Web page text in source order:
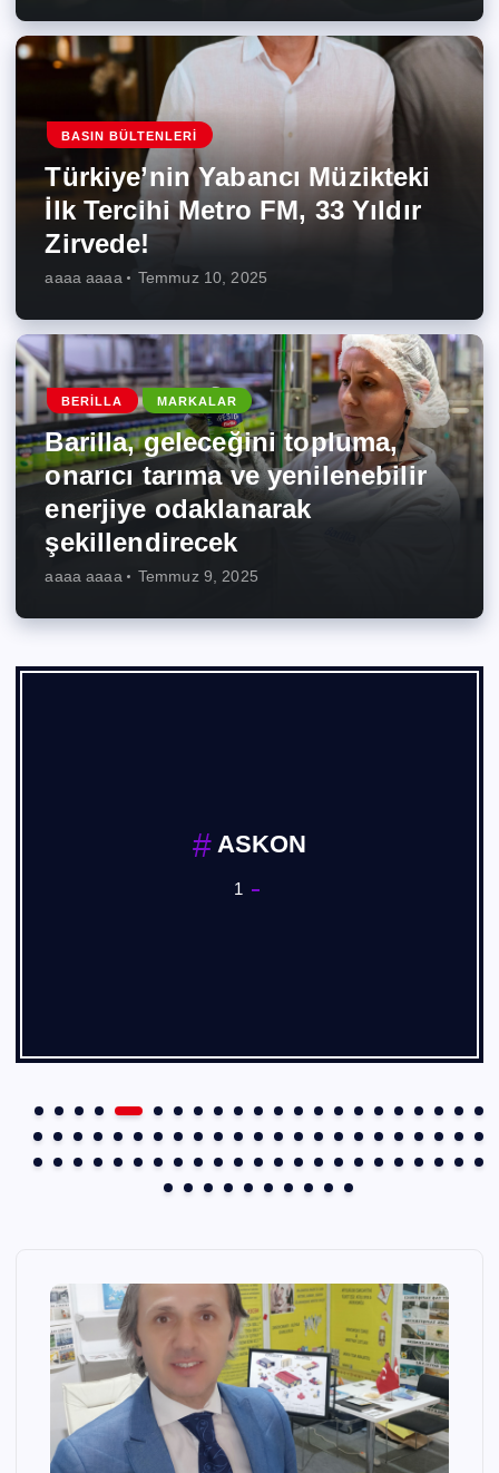
BASIN BÜLTENLERI
Türkiye’nin Yabancı Müzikteki
İlk Tercihi Metro FM, 33 Yıldır
Zirvede!
aaaa aaaa Temmuz 10, 2025
BERILLA MARKALAR
Barilla, geleceğini topluma,
onarıcı tarıma ve yenilenebilir
enerjiye odaklanarak
şekillendirecek
aaaa aaaa Temmuz 9, 2025
ASKON
1